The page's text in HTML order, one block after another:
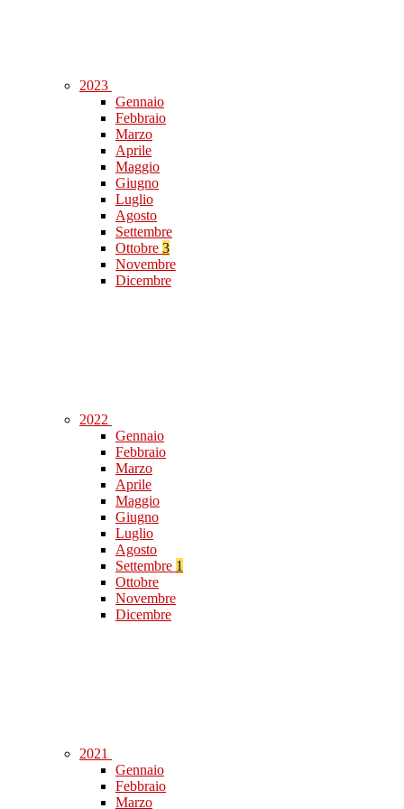
2023
Gennaio
Febbraio
Marzo
Aprile
Maggio
Giugno
Luglio
Agosto
Settembre
Ottobre 3
Novembre
Dicembre
2022
Gennaio
Febbraio
Marzo
Aprile
Maggio
Giugno
Luglio
Agosto
Settembre 1
Ottobre
Novembre
Dicembre
2021
Gennaio
Febbraio
Marzo